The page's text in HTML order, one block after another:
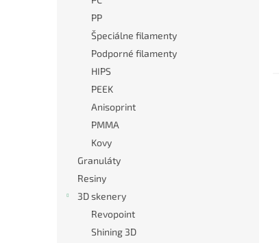
PP
Špeciálne filamenty
Podporné filamenty
HIPS
PEEK
Anisoprint
PMMA
Kovy
Granuláty
Resiny
3D skenery
Revopoint
Shining 3D